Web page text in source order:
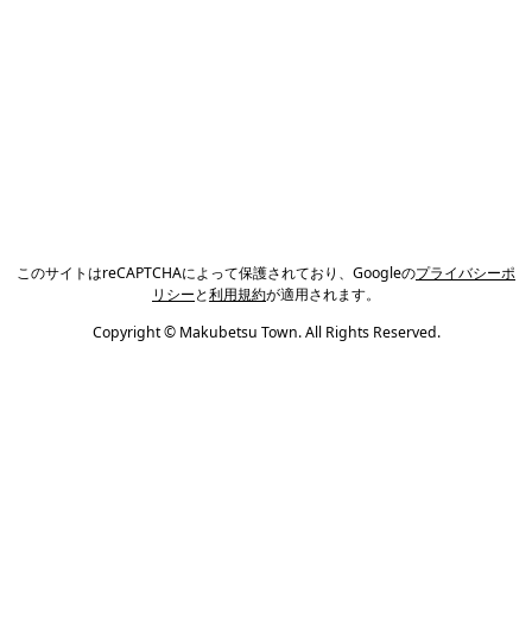
このサイトはreCAPTCHAによって保護されており、Googleのプライバシーポ
リシーと利用規約が適用されます。
Copyright © Makubetsu Town. All Rights Reserved.